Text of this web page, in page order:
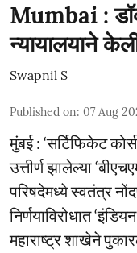
Mumbai :
न्यायालयाने
Swapnil S
Published on: 07 Aug
मुंबई : ‘सर्टिफिकेट
उत्तीर्ण झालेल्या
परिषदेमध्ये स्वतंत्र
निर्णयाविरोधात
महाराष्ट्र शाखेने